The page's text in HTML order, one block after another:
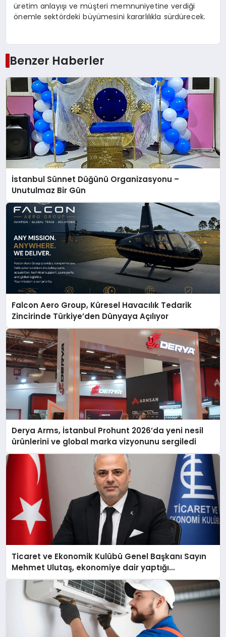
üretim anlayışı ve müşteri memnuniyetine verdiği
önemle sektördeki büyümesini kararlılıkla sürdürecek.
Benzer Haberler
İstanbul Sünnet Düğünü Organizasyonu –
Unutulmaz Bir Gün
Falcon Aero Group, Küresel Havacılık Tedarik
Zincirinde Türkiye’den Dünyaya Açılıyor
Derya Arms, İstanbul Prohunt 2026’da yeni nesil
ürünlerini ve global marka vizyonunu sergiledi
Ticaret ve Ekonomik Kulübü Genel Başkanı Sayın
Mehmet Ulutaş, ekonomiye dair yaptığı
açıklamada şunları kaydetti: